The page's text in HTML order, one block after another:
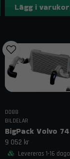
Lägg i
DO88
BILDELAR
9 052 kr
Levereras 1-16